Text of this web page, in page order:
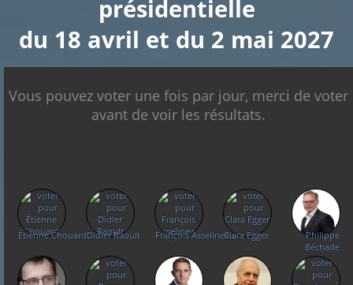
présidentielle
du 18 avril et du 2 mai 2027
Vous pouvez voter une fois par jour, merci de voter
avant de voir les résultats.
Étienne ChouardDidier Raoult François AsselineauClara Egger
Philippe
Béchade
07-08-2026 < détails
François
Asselineau
Marine Le
Pen
Jean Luc
Mélenchon
Bruno
Retailleau
Philippe
Juan